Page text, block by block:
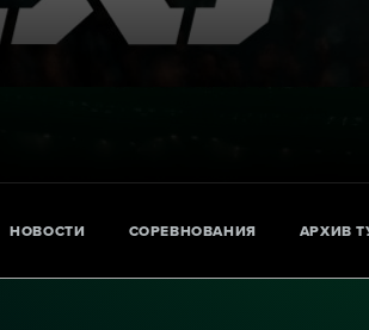
НОВОСТИ СОРЕВНОВАНИЯ АРХИВ